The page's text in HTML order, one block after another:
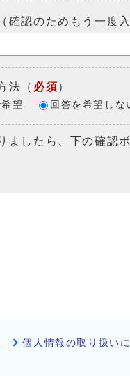
確認のためもう一度
法 （ 必須）
望 回答を希望しな
ましたら、下の確認
個人情報の取り扱い